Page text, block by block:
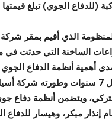
التي تتكون من 47 مركبة (للدفاع الجوي)
الذي أقيم بمقر
الساخنة التي حدثت في
أهمية أنظمة الدفاع الجوي
المشروع الذي بدأ العمل عليه قبل 7 سنوات
ويتضمن أنظمة دفاع
إنذار مبكر، وهيسار